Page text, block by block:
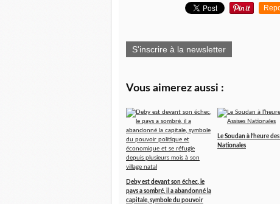
S'inscrire à la newsletter
Vous aimerez aussi :
Deby est devant son échec, le
pays a sombré, il a abandonné la
capitale, symbole du pouvoir
Le Soudan à l’heure
Nationales